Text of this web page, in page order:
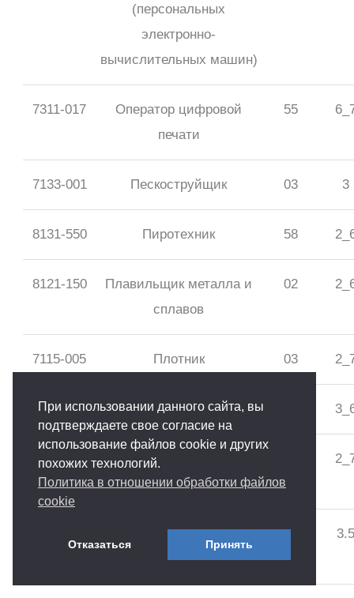
(персональных
электронно-
вычислительных машин)
7311-017
Оператор цифровой
печати
55
7133-001 Пескоструйщик 03 3
8131-550 Пиротехник 58
8121-150
Плавильщик металла и
сплавов
02
7115-005 Плотник 03
7114-006 Плотник-бетонщик
8141-067
Прессовщик-
вулканизаторщик
Прессовщик вторичного
сырья
63 3.5
При использовании данного сайта, вы
подтверждаете свое согласие на
использование файлов cookie и других
похожих технологий.
Политика в отношении обработки файлов
cookie
Отказаться Принять